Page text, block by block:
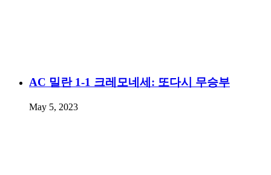
AC 밀란 1-1 크레모네세: 또다시 무승부
May 5, 2023